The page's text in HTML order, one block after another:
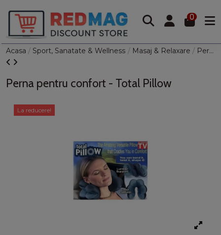
0
Acasa Sport, Sanatate & Wellness Masaj & Relaxare Perna pentru confort - Total Pillow
La reducere!
Perna pentru confort - Total Pillow